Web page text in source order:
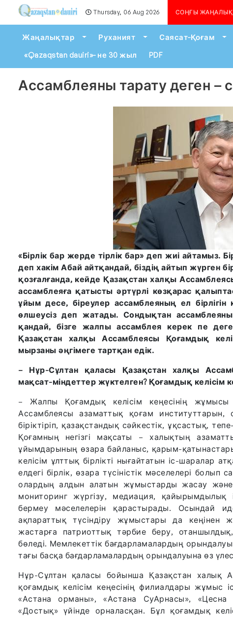
Thursday, 06 Aug 2026 СОҢҒЫ
Алматыда көшкін қаупі сейілген жоқ
Жаңалықтар Toggle Dropdown
Руханият Toggle Dropdown
Саясат-Қоғам
«Qazaqstan dauiri»- не 30 жыл
PDF
Ассамблеяны тарату деген –
«Бірлік бар жерде тірлік бар» деп жиі айтамыз.
деп хакім Абай айтқандай, біздің айтып жүрген
қозғалғанда, кейде Қазақстан халқы
ассамблеяға қатысты әртүрлі көзқарас
ұйым десе, біреулер ассамблеяның ел
өлшеусіз деп жатады. Сондықтан
қандай, бізге жалпы ассамблея керек пе
Қазақстан халқы Ассамблеясы Қоғамдық
мырзаны әңгімеге тартқан едік.
– Нұр-Сұлтан қаласы Қазақстан халқы
мақсат-міндеттер жүктелген? Қоғамдық
– Жалпы Қоғамдық келісім кеңесінің
Ассамблеясы азаматтық қоғам
біріктіріп, қазақстандық сәйкестік, ұқсастық,
Қоғамның негізгі мақсаты – халықтың
ұйымдарының өзара байланыс, қарым-
келісім ұлттық бірлікті нығайтатын іс-шаралар
елдегі бірлік, өзара түсіністік мәселелері
олардың алдын алатын жұмыстарды жасау және
мониторинг жүргізу, медиация, қайырымдылық
бермеу мәселелерін қарастырады. Осындай
ақпараттық түсіндіру жұмыстары да кеңінен
жастарға патриоттық тәрбие беру,
бөледі. Мемлекеттік бағдарламалардың
тағы басқа бағдарламалардың орындалуына өз
Нұр-Сұлтан қаласы бойынша Қазақстан халық
қоғамдық келісім кеңесінің филиалдары жұмыс
«Астана орманы», «Астана СуАрнасы»,
«Достық» үйінде орналасқан. Бұл қоғамдық